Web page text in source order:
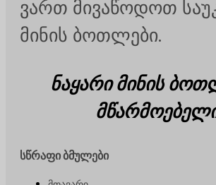
ვართ მივაწოდოთ
მინის ბოთლები.
ნაყარი მინის
სწრაფი ბმულები